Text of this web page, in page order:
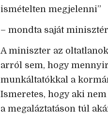
ismételten megjelenni”
– mondta saját
A miniszter az
arról sem, hogy
munkáltatókkal a
Ismeretes, hogy aki
a megaláztatáson túl